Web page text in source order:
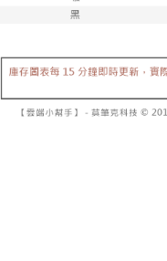
[Arahan Pembayaran]
Pembayaran ansuran
berasingan dan tidak
pembayaran akan dihantar
Selepas mengakses bil
Perkhidmatan ini disediakan
Tempoh pembayaran dikira
boleh melanjutkan tempoh
pesanan. Walau
menerima pesanan anda
prapesanan atau produk
lama untuk dihantar). Oleh
1. Jumlah yang diperakui
已關閉，請勿下單(付取)
7-11取貨付款
NT$1,800 atau lebih
NT$60/pesanan |